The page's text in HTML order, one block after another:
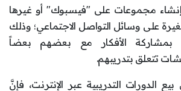
مجموعات على "فيسبوك" أو غيرها
على وسائل التواصل الاجتماعي؛ وذلك
بمشاركة الأفكار مع بعضهم بعضاً
تتعلق بتدريبهم.
الدورات التدريبية عبر الإنترنت، فإنَّ